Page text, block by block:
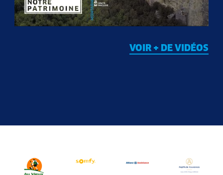
VOIR + DE VIDÉOS